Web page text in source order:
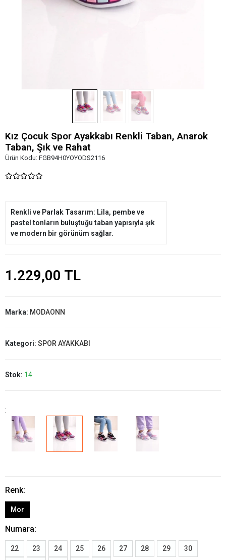
Kız Çocuk Spor Ayakkabı Renkli Taban, Anarok
Taban, Şık ve Rahat
Ürün Kodu: FGB94H0YOYODS2116
Renkli ve Parlak Tasarım: Lila, pembe ve
pastel tonların buluştuğu taban yapısıyla şık
ve modern bir görünüm sağlar.
1.229,00 TL
Marka: MODAONN
Kategori: SPOR AYAKKABI
Stok: 14
:
Renk:
Mor
Numara:
22 23 24 25 26 27 28 29 30